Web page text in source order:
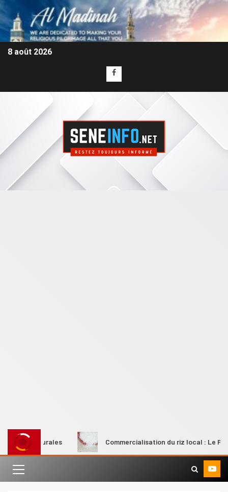
8 août 2026
rurales Commercialisation du riz local : Le Premier